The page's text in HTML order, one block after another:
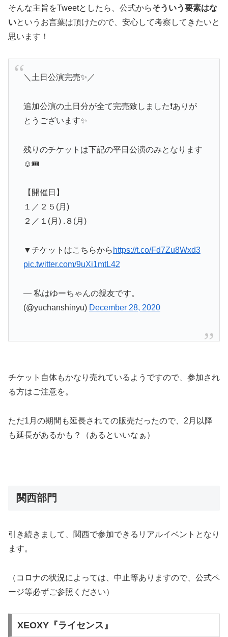
そんな主旨をTweetとしたら、公式からそういう要素はな
いというお言葉は頂けたので、安心して考察してきたいと
思います！
＼土日公演完売✨／
追加公演の土日分が全て完売致しました❗️ありが
とうございます✨
残りのチケットは下記の平日公演のみとなります
☺️🎟
【開催日】
１／２５(月)
２／１(月) .８(月)
▼チケットはこちらから https://t.co/Fd7Zu8Wxd3
pic.twitter.com/9uXi1mtL42
— 私はゆーちゃんの親友です。
(@yuchanshinyu) December 28, 2020
チケット自体もかなり売れているようですので、参加され
る方はご注意を。
ただ1月の期間も延長されての販売だったので、2月以降
も延長があるかも？（あるといいなぁ）
関西部門
引き続きまして、関西で参加できるリアルイベントとなり
ます。
（コロナの状況によっては、中止等ありますので、公式ペ
ージ等必ずご参照ください）
XEOXY『ライセンス』